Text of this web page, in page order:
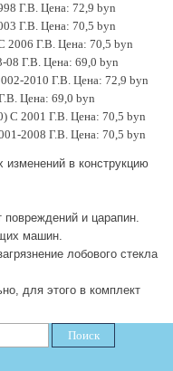
Г.В. Цена: 72,9 byn
Г.В. Цена: 70,5 byn
2006 Г.В. Цена: 70,5 byn
08 Г.В. Цена: 69,0 byn
2010 Г.В. Цена: 72,9 byn
Цена: 69,0 byn
С 2001 Г.В. Цена: 70,5 byn
2008 Г.В. Цена: 70,5 byn
изменений в конструкцию
и царапин.
машин.
лобового стекла
для этого в комплект
Поиск